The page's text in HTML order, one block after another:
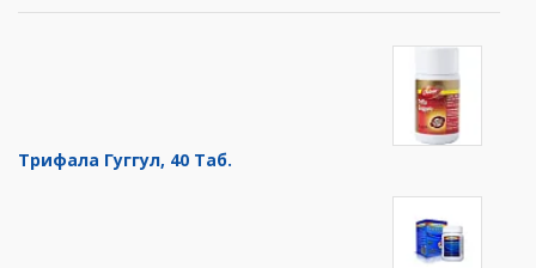
Трифала Гуггул, 40 Таб.